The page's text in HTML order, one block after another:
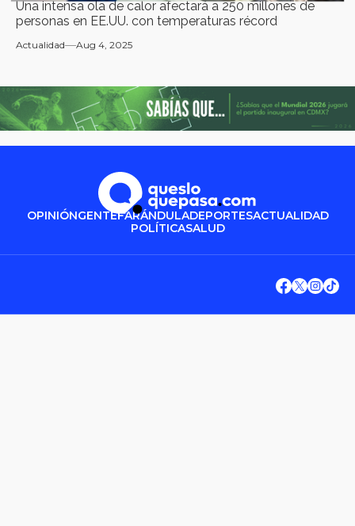
Una intensa ola de calor afectará a 250 millones de
personas en EE.UU. con temperaturas récord
Actualidad Aug 4, 2025
OPINIÓNGENTEFARÁNDULADEPORTESACTUALIDAD
POLÍTICASALUD